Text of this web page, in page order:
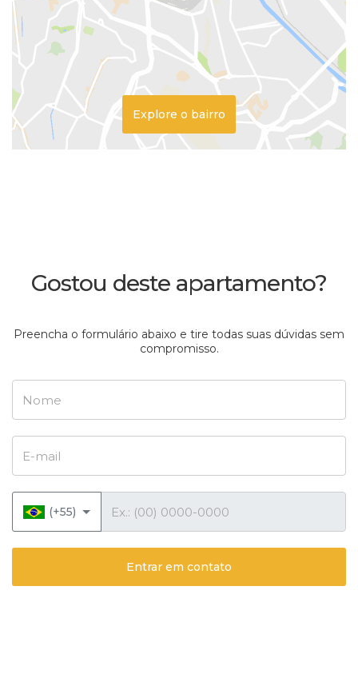
Explore o bairro
Gostou deste apartamento?
Preencha o formulário abaixo e tire todas suas dúvidas sem
compromisso.
(+55)
Entrar em contato